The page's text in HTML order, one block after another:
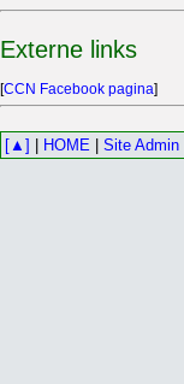
Externe links
[CCN Facebook pagina]
[▲] HOME Site Admin